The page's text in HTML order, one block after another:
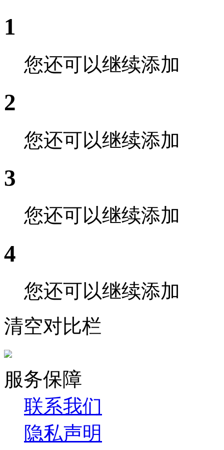
1
您还可以继续添加
2
您还可以继续添加
3
您还可以继续添加
4
您还可以继续添加
清空对比栏
服务保障
联系我们
隐私声明